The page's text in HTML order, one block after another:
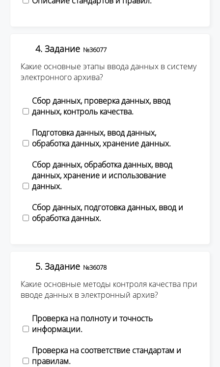
4. Задание №36077
Какие основные этапы ввода данных в систему
электронного архива?
Сбор данных, проверка данных, ввод
данных, контроль качества.
Подготовка данных, ввод данных,
обработка данных, хранение данных.
Сбор данных, обработка данных, ввод
данных, хранение и использование
данных.
Сбор данных, подготовка данных, ввод и
обработка данных.
5. Задание №36078
Какие основные методы контроля качества при
вводе данных в электронный архив?
Проверка на полноту и точность
информации.
Проверка на соответствие стандартам и
правилам.